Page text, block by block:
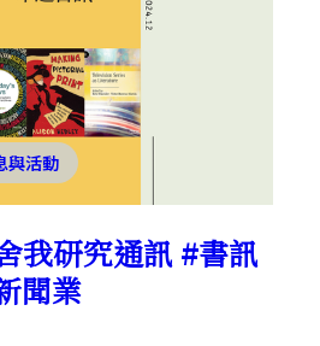
與活動
我研究通訊 #書訊
聞業